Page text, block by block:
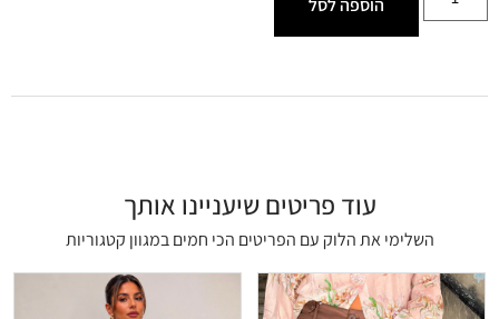
הוספה לסל
עוד פריטים שיעניינו אותך
השלימי את הלוק עם הפריטים הכי חמים במגוון קטגוריות